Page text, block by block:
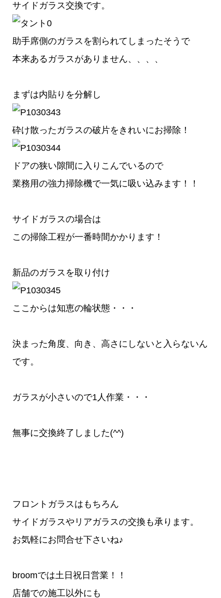
サイドガラス交換です。
助手席側のガラスを割られてしまったそうで
本来あるガラスがありません、、、、
まずは内貼りを分解し
砕け散ったガラスの破片をきれいにお掃除！
ドアの狭い隙間に入りこんでいるので
業務用の強力掃除機で一気に吸い込みます！！
サイドガラスの場合は
この掃除工程が一番時間かかります！
新品のガラスを取り付け
ここからは知恵の輪状態・・・
決まった角度、向き、高さにしないと入らないん
です。
ガラスが小さいので1人作業・・・
無事に交換終了しました(^^)
フロントガラスはもちろん
サイドガラスやリアガラスの交換も承ります。
お気軽にお問合せ下さいね♪
broomでは土日祝日営業！！
店舗での施工以外にも